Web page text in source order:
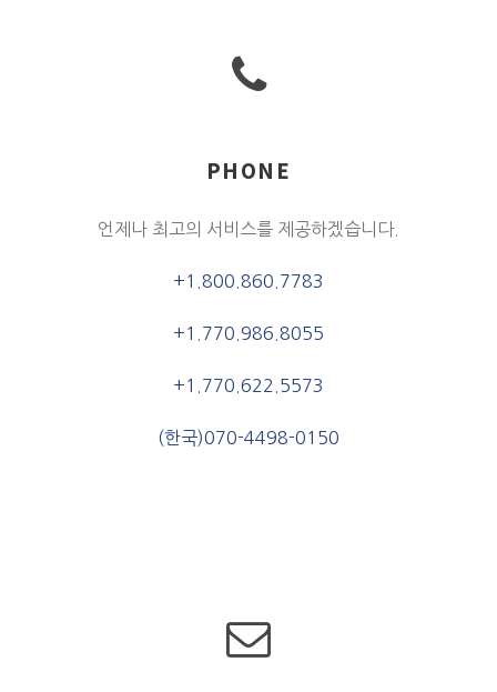
PHONE
언제나 최고의 서비스를 제공하겠습니다.
+1.800.860.7783
+1.770.986.8055
+1.770.622.5573
(한국)070-4498-0150